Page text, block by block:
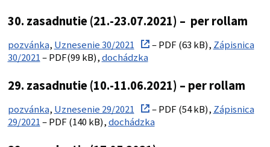
30. zasadnutie (21.-23.07.2021) – per rollam
pozvánka, Uznesenie 30/2021 – PDF (63 kB), Zápisnica
30/2021– PDF(99 kB),dochádzka
29. zasadnutie (10.-11.06.2021) – per rollam
pozvánka, Uznesenie 29/2021 – PDF (54 kB), Zápisnica
29/2021– PDF (140 kB),dochádzka